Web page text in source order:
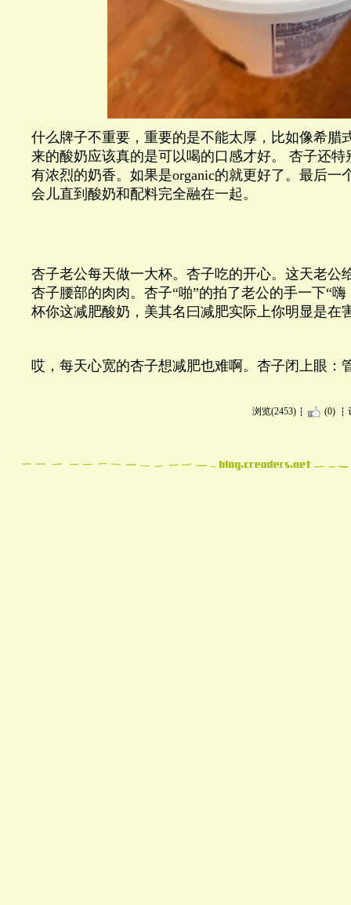
什么牌子不重要，重要的是不能太厚，比如像希腊
来的酸奶应该真的是可以喝的口感才好。 杏子还
有浓烈的奶香。如果是organic的就更好了。最后一
会儿直到酸奶和配料完全融在一起。
杏子老公每天做一大杯。杏子吃的开心。这天老公
杏子腰部的肉肉。杏子“啪”的拍了老公的手一下“
杯你这减肥酸奶，美其名曰减肥实际上你明显是在
哎，每天心宽的杏子想减肥也难啊。杏子闭上眼
浏览(2453) (0)